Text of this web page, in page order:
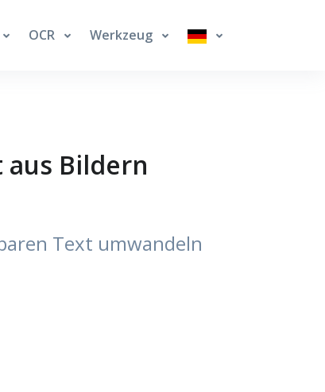
OCR Werkzeug
aus Bildern
Text umwandeln